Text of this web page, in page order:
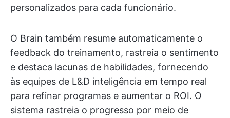
personalizados para cada funcionário.
O Brain também resume automaticamente o
feedback do treinamento, rastreia o sentimento
e destaca lacunas de habilidades, fornecendo
às equipes de L&D inteligência em tempo real
para refinar programas e aumentar o ROI. O
sistema rastreia o progresso por meio de